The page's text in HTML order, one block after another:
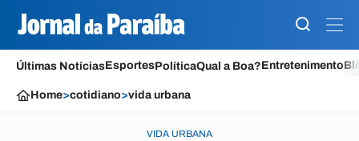
Últimas NotíciasEsportesPolíticaQual a Boa?Entretenimento
Home>cotidiano>vida urbana
VIDA URBANA